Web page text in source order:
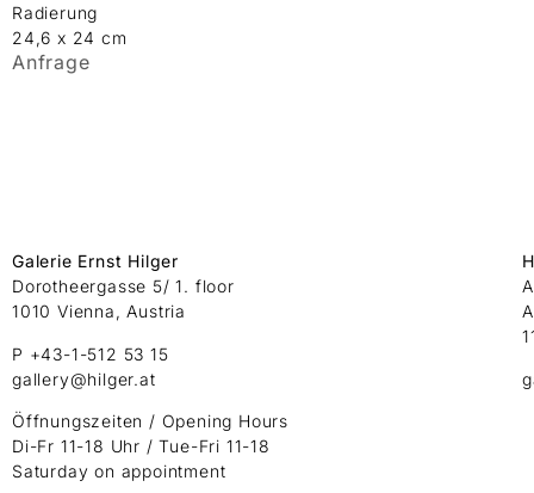
Radierung
24,6 x 24 cm
Anfrage
Galerie Ernst Hilger
Dorotheergasse 5/ 1. floor
1010 Vienna, Austria
P +43-1-512 53 15
gallery@hilger.at
Öffnungszeiten / Opening Hours
Di-Fr 11-18 Uhr / Tue-Fri 11-18
Saturday on appointment